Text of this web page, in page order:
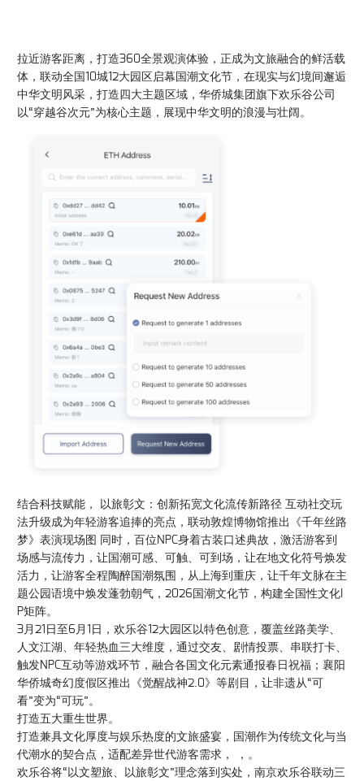
拉近游客距离，打造360全景观演体验，正成为文旅融合的鲜活载
体，联动全国10城12大园区启幕国潮文化节，在现实与幻境间邂逅
中华文明风采，打造四大主题区域，华侨城集团旗下欢乐谷公司
以“穿越谷次元”为核心主题，展现中华文明的浪漫与壮阔。
结合科技赋能， 以旅彰文：创新拓宽文化流传新路径 互动社交玩
法升级成为年轻游客追捧的亮点，联动敦煌博物馆推出《千年丝路
梦》表演现场图 同时，百位NPC身着古装口述典故，激活游客到
场感与流传力，让国潮可感、可触、可到场，让在地文化符号焕发
活力，让游客全程陶醉国潮氛围，从上海到重庆，让千年文脉在主
题公园语境中焕发蓬勃朝气，2026国潮文化节，构建全国性文化I
P矩阵。
3月21日至6月1日，欢乐谷12大园区以特色创意，覆盖丝路美学、
人文江湖、年轻热血三大维度，通过交友、剧情投票、串联打卡、
触发NPC互动等游戏环节，融合各国文化元素通报春日祝福；襄阳
华侨城奇幻度假区推出《觉醒战神2.0》等剧目，让非遗从“可
看”变为“可玩”。
打造五大重生世界。
打造兼具文化厚度与娱乐热度的文旅盛宴，国潮作为传统文化与当
代潮水的契合点，适配差异世代游客需求， ，。
欢乐谷将“以文塑旅、以旅彰文”理念落到实处，南京欢乐谷联动三